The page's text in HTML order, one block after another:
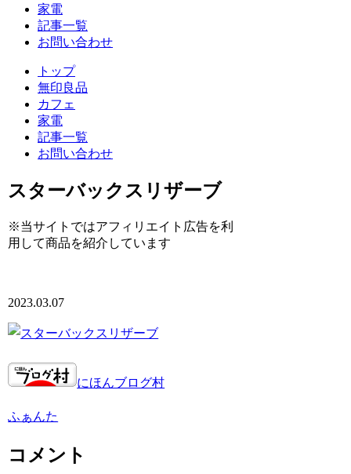
家電
記事一覧
お問い合わせ
トップ
無印良品
カフェ
家電
記事一覧
お問い合わせ
スターバックスリザーブ
※当サイトではアフィリエイト広告を利
用して商品を紹介しています
2023.03.07
にほんブログ村
ふぁんた
コメント